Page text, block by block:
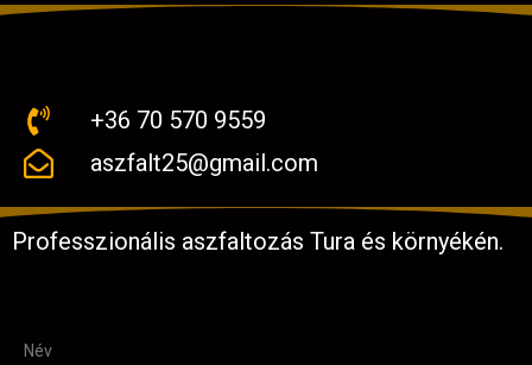
+36 70 570 9559
aszfalt25@gmail.com
Professzionális aszfaltozás Tura és környékén.
Név